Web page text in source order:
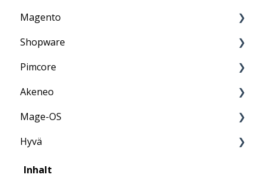
E-Mail
PCI-DSS
Penetrationstest
Magento
Information
Shopware
Anleitung
Pimcore
Anleitung
FAQ
Akeneo
Anleitung
FAQ
Mage-OS
FAQ
Hyvä
FAQ
Inhalt